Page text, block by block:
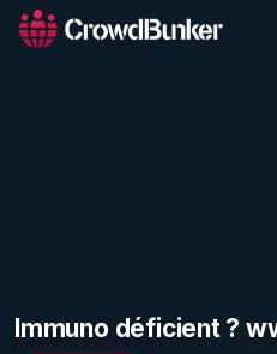
Immuno déficient ?